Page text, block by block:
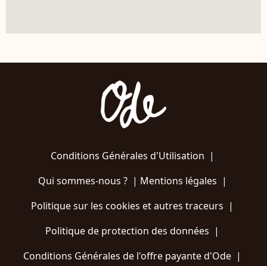
Conditions Générales d'Utilisation |
Qui sommes-nous ?| Mentions légales |
Politique sur les cookies et autres traceurs |
Politique de protection des données |
Conditions Générales de l'offre payante d'Ode |